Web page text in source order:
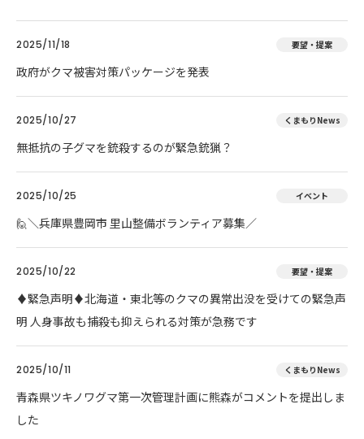
2025/11/18 要望・提案
政府がクマ被害対策パッケージを発表
2025/10/27 くまもりNews
無抵抗の子グマを銃殺するのが緊急銃猟？
2025/10/25 イベント
🙋＼兵庫県豊岡市 里山整備ボランティア募集／
2025/10/22 要望・提案
♦️緊急声明♦️北海道・東北等のクマの異常出没を受けての緊急声
明 人身事故も捕殺も抑えられる対策が急務です
2025/10/11 くまもりNews
青森県ツキノワグマ第一次管理計画に熊森がコメントを提出しま
した